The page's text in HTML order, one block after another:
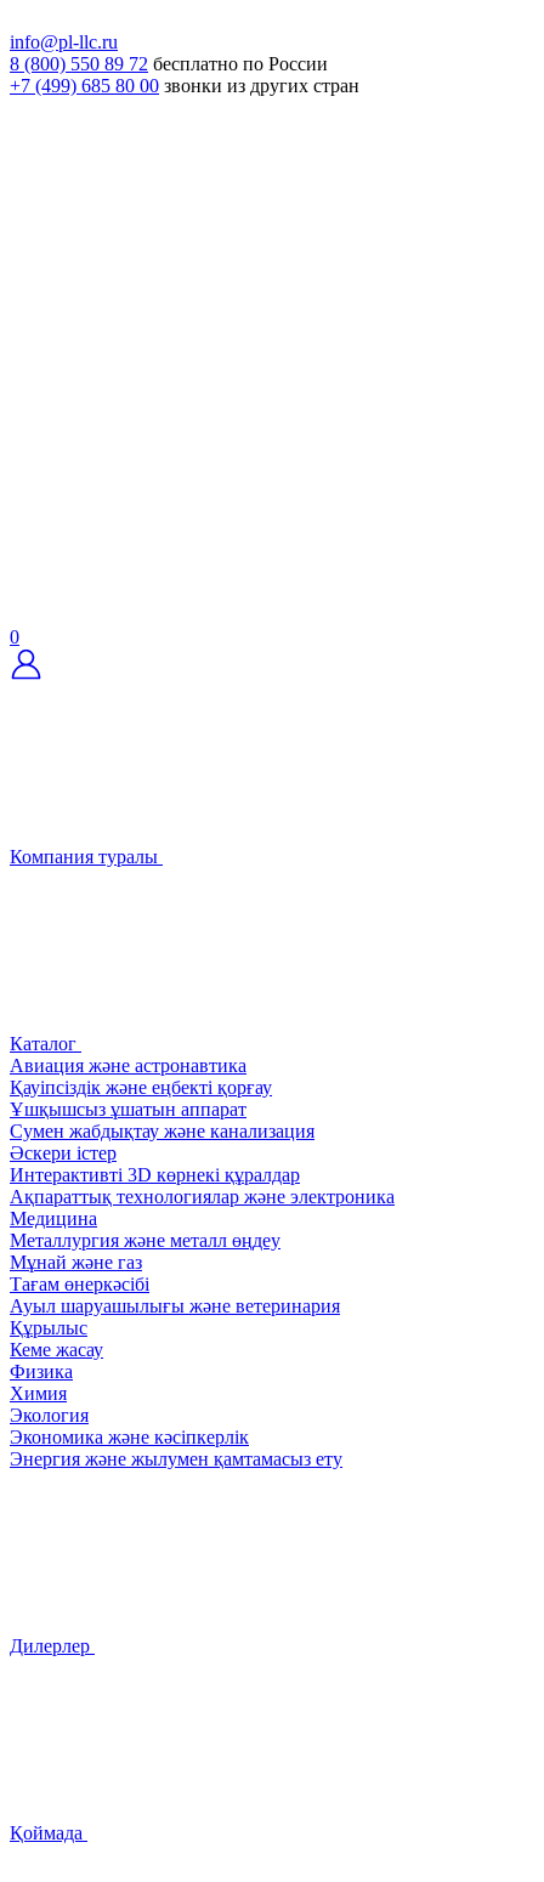
info@pl-llc.ru
8 (800) 550 89 72 бесплатно по России
+7 (499) 685 80 00 звонки из других стран
0
Компания туралы
Каталог
Авиация және астронавтика
Қауіпсіздік және еңбекті қорғау
Ұшқышсыз ұшатын аппарат
Сумен жабдықтау және канализация
Әскери істер
Интерактивті 3D көрнекі құралдар
Ақпараттық технологиялар және электроника
Медицина
Металлургия және металл өңдеу
Мұнай және газ
Тағам өнеркәсібі
Ауыл шаруашылығы және ветеринария
Құрылыс
Кеме жасау
Физика
Химия
Экология
Экономика және кәсіпкерлік
Энергия және жылумен қамтамасыз ету
Дилерлер
Қоймада